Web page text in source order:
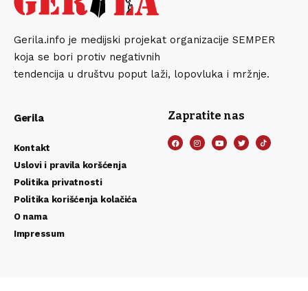
Gerila.info je medijski projekat organizacije SEMPER
koja se bori protiv negativnih
tendencija u društvu poput laži, lopovluka i mržnje.
Gerila
Kontakt
Uslovi i pravila koršćenja
Politika privatnosti
Politika korišćenja kolačića
O nama
Impressum
Zapratite nas